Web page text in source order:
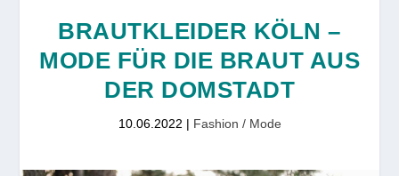
BRAUTKLEIDER KÖLN –
MODE FÜR DIE BRAUT AUS
DER DOMSTADT
10.06.2022 | Fashion / Mode